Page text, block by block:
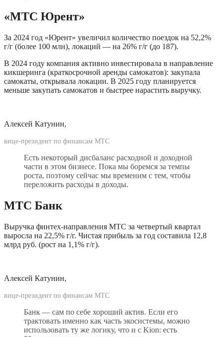
«МТС Юрент»
За 2024 год «Юрент» увеличил количество поездок на 52,2%
г/г (более 100 млн), локаций — на 26% г/г (до 187).
В 2024 году компания активно инвестировала в направление
кикшеринга (краткосрочной аренды самокатов): закупала
самокаты, открывала локации. В 2025 году планируется
меньше закупать самокатов и быстрее нарастить выручку.
Алексей Катунин,
вице-президент по финансам МТС
Есть некоторый дисбаланс расходной и доходной
части в этом бизнесе. Пока мы боремся за темпы
роста, поэтому сейчас мы временим с тем, чтобы
переложить расходы в доходы.
МТС Банк
Выручка финтех-направления МТС за четвертый квартал
выросла на 22,5% г/г. Чистая прибыль за год составила 12,8
млрд руб. (рост на 1,1% г/г).
Алексей Катунин,
вице-президент по финансам МТС
Банк — сам по себе хороший актив. Если его
трактовать именно как часть экосистемы, можно
использовать ту же логику, что и с Kion: есть